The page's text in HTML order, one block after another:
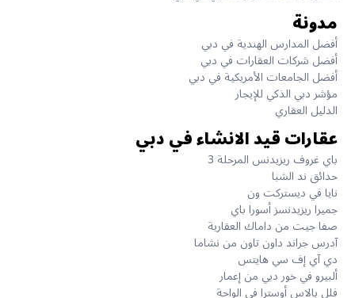
مدونة
أفضل المدارس الهندية في دبي
أفضل شركات العقارات في دبي
أفضل الجامعات الأمريكية في دبي
مؤشر دبي الذكي للإيجار
الدليل العقاري
عقارات قيد الانشاء في دبي
باي غروف ريزيدنس المرحلة 3
حدائق ند الشبا
نايا في ديستركت ون
جميرا ريزيدنسز أسورا باي
صفا جيت من داماك العقارية
آدرس جراند داون تاون من نشاما
دي آي إف سي هايتس
ألبيرو في خور دبي من إعمار
فلل بالاس أوسترا في الواحة